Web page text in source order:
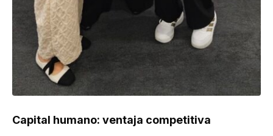
Capital humano: ventaja competitiva